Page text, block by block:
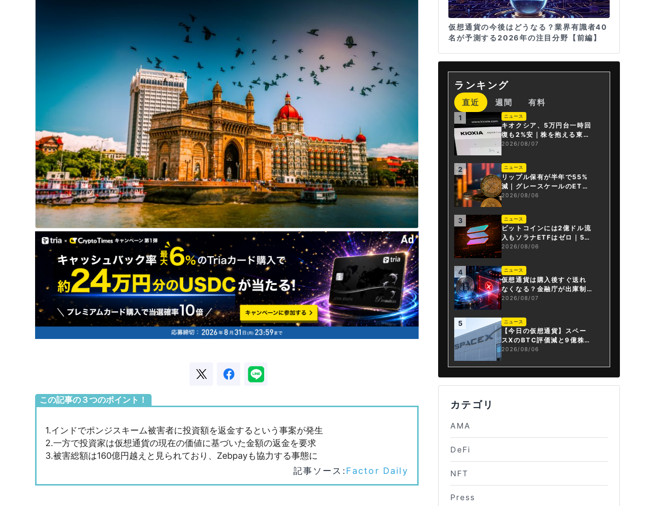
この記事の３つのポイント！
1.インドでポンジスキーム被害者に投資額を返金するという事案が発生
2.一方で投資家は仮想通貨の現在の価値に基づいた金額の返金を要求
3.被害総額は160億円越えと見られており、Zebpayも協力する事態に
記事ソース:Factor Daily
仮想通貨の今後はどうなる？業界有識者40
名が予測する2026年の注目分野【前編】
ランキング
直近 週間 有料
1 ニュース
キオクシア、5万円台一時回
復も2%安｜株を抱える東芝
は純利益30倍
2026/08/07
2 ニュース
リップル保有が半年で55%
減｜グレースケールのET
F、純資産1.6億ドル減
2026/08/06
3 ニュース
ビットコインには2億ドル流
入もソラナETFはゼロ｜5営
業日連続で停止
2026/08/06
4 ニュース
仮想通貨は購入後すぐ送れ
なくなる？金融庁が出庫制
限を要請
2026/08/07
5 ニュース
【今日の仮想通貨】スペー
スXのBTC評価減と9億株の
解禁。208億円相当のBTC
が盗難
2026/08/06
カテゴリ
AMA
DeFi
NFT
Press